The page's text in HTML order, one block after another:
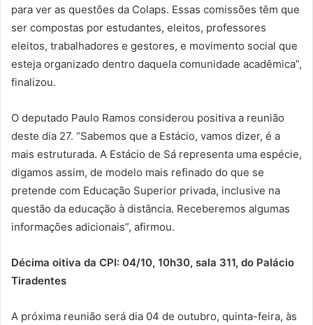
para ver as questões da Colaps. Essas comissões têm que
ser compostas por estudantes, eleitos, professores
eleitos, trabalhadores e gestores, e movimento social que
esteja organizado dentro daquela comunidade acadêmica”,
finalizou.
O deputado Paulo Ramos considerou positiva a reunião
deste dia 27. “Sabemos que a Estácio, vamos dizer, é a
mais estruturada. A Estácio de Sá representa uma espécie,
digamos assim, de modelo mais refinado do que se
pretende com Educação Superior privada, inclusive na
questão da educação à distância. Receberemos algumas
informações adicionais”, afirmou.
Décima oitiva da CPI: 04/10, 10h30, sala 311, do Palácio
Tiradentes
A próxima reunião será dia 04 de outubro, quinta-feira, às